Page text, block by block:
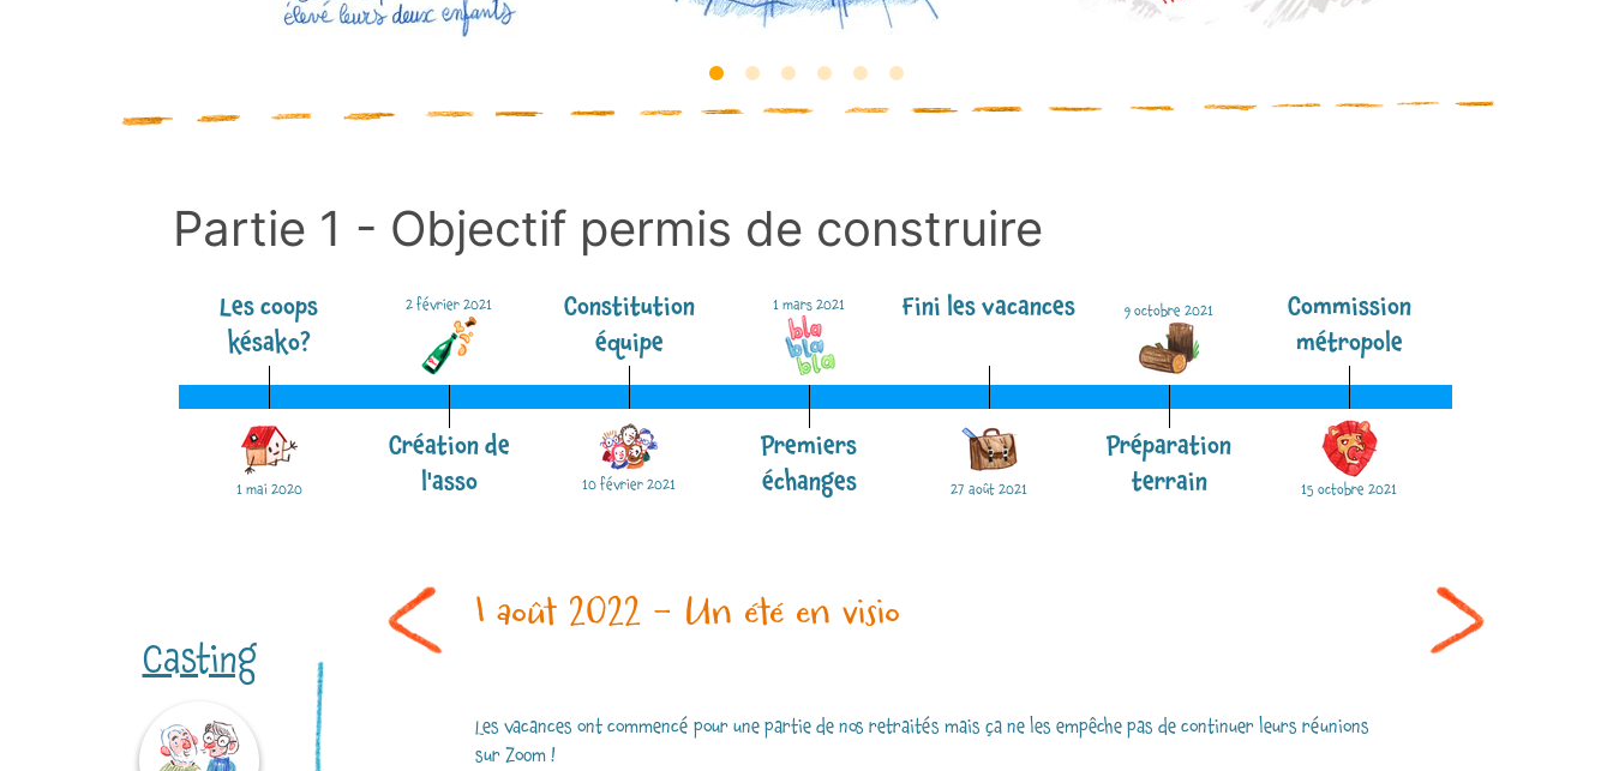
Partie 1 - Objectif permis de construire
Les coops
késako?
1 mai 2020
Création de
l'asso
2 février 2021
Constitution
équipe
10 février 2021
Premiers
échanges
1 mars 2021 Fini les vacances
27 août 2021
Préparation
terrain
9 octobre 2021
Commission
métropole
15 octobre 2021
Casting
1 août 2022 - Un été en visio
Les vacances ont commencé pour une partie de nos retraités mais ça ne les empêche pas de continuer leurs réunions
sur Zoom !